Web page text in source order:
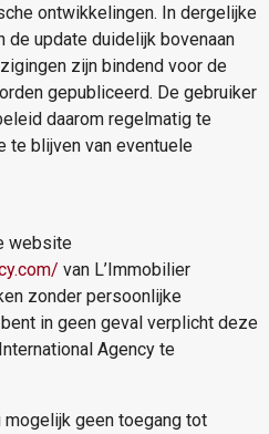
ontwikkelingen. In dergelijke
de update duidelijk bovenaan
zijn bindend voor de
gepubliceerd. De gebruiker
daarom regelmatig te
te blijven van eventuele
website
van L’Immobilier
zonder persoonlijke
in geen geval verplicht deze
Agency te
geen toegang tot